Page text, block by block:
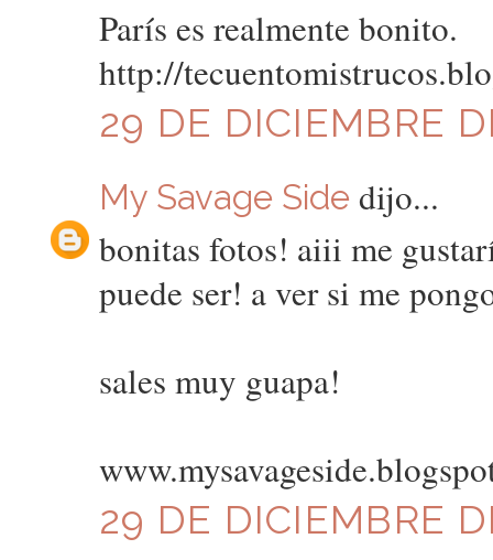
París es realmente bonito.
http://
29 DE DICIEMBRE
My Savage Side dijo...
bonitas fotos! aiii me
puede ser! a ver si me
sales muy guapa!
29 DE DICIEMBRE